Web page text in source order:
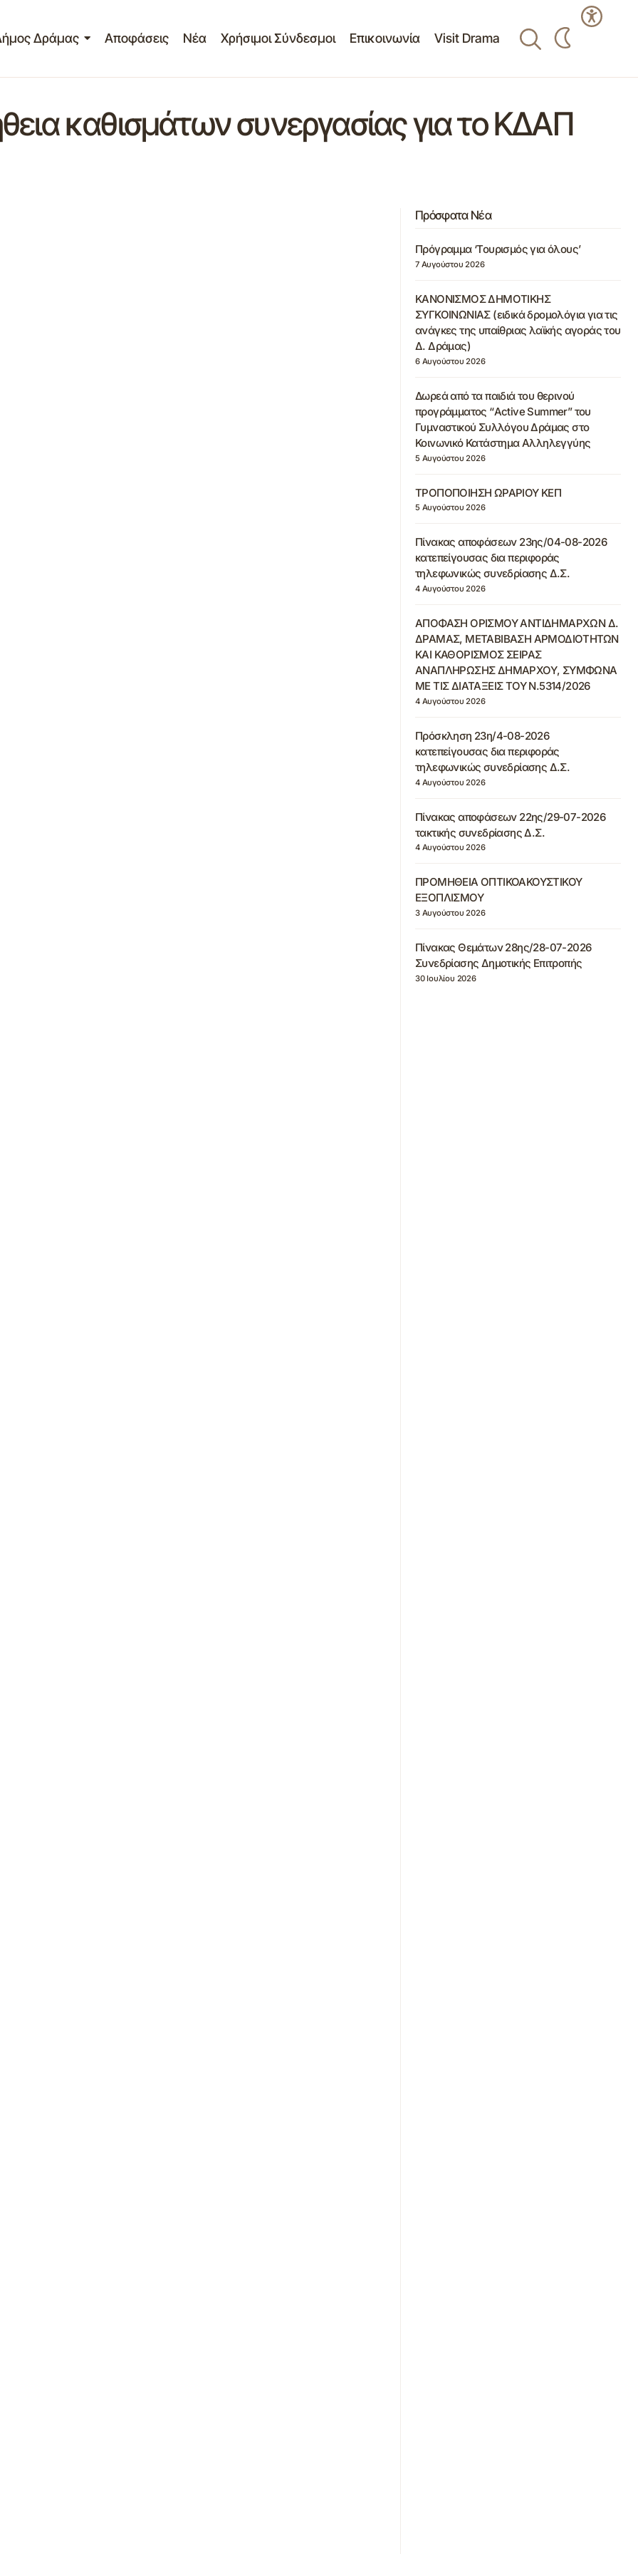
Δράμας Αποφάσεις Νέα Χρήσιμοι Σύνδεσμοι Επικοινωνία Visit Drama
καθισμάτων συνεργασίας για το ΚΔΑΠ
Πρόσφατα Νέα
Πρόγραμμα ‘Τουρισμός για όλους’
7 Αυγούστου 2026
ΚΑΝΟΝΙΣΜΟΣ ΔΗΜΟΤΙΚΗΣ
ΣΥΓΚΟΙΝΩΝΙΑΣ (ειδικά δρομολόγια για τις
ανάγκες της υπαίθριας λαϊκής αγοράς του
Δ. Δράμας)
6 Αυγούστου 2026
Δωρεά από τα παιδιά του θερινού
προγράμματος “Active Summer” του
Γυμναστικού Συλλόγου Δράμας στο
Κοινωνικό Κατάστημα Αλληλεγγύης
5 Αυγούστου 2026
ΤΡΟΠΟΠΟΙΗΣΗ ΩΡΑΡΙΟΥ ΚΕΠ
5 Αυγούστου 2026
Πίνακας αποφάσεων 23ης/04-08-2026
κατεπείγουσας δια περιφοράς
τηλεφωνικώς συνεδρίασης Δ.Σ.
4 Αυγούστου 2026
ΑΠΟΦΑΣΗ ΟΡΙΣΜΟΥ ΑΝΤΙΔΗΜΑΡΧΩΝ Δ.
ΔΡΑΜΑΣ, ΜΕΤΑΒΙΒΑΣΗ ΑΡΜΟΔΙΟΤΗΤΩΝ
ΚΑΙ ΚΑΘΟΡΙΣΜΟΣ ΣΕΙΡΑΣ
ΑΝΑΠΛΗΡΩΣΗΣ ΔΗΜΑΡΧΟΥ, ΣΥΜΦΩΝΑ
ΜΕ ΤΙΣ ΔΙΑΤΑΞΕΙΣ ΤΟΥ Ν.5314/2026
4 Αυγούστου 2026
Πρόσκληση 23η/4-08-2026
κατεπείγουσας δια περιφοράς
τηλεφωνικώς συνεδρίασης Δ.Σ.
4 Αυγούστου 2026
Πίνακας αποφάσεων 22ης/29-07-2026
τακτικής συνεδρίασης Δ.Σ.
4 Αυγούστου 2026
ΠΡΟΜΗΘΕΙΑ ΟΠΤΙΚΟΑΚΟΥΣΤΙΚΟΥ
ΕΞΟΠΛΙΣΜΟΥ
3 Αυγούστου 2026
Πίνακας Θεμάτων 28ης/28-07-2026
Συνεδρίασης Δημοτικής Επιτροπής
30 Ιουλίου 2026